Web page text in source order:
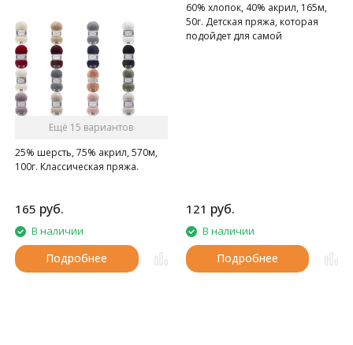
Ещё 15 вариантов
25% шерсть, 75% акрил, 570м,
100г. Классическая пряжа.
165 руб.
В наличии
Подробнее
60% хлопок, 40% акрил, 165м,
50г. Детская пряжа, которая
подойдет для самой
121 руб.
В наличии
Подробнее